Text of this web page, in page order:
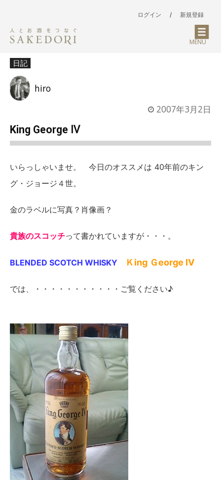
ログイン / 新規登録
MENU
日記
hiro
2007年3月2日
King George Ⅳ
いらっしゃいませ。 今日のオススメは 40年前のキン
グ・ジョージ４世。
金のラベルに写真？肖像画？
貴族のスコッチって書かれていますが・・・。
BLENDED SCOTCH WHISKY Ｋing Ｇeorge Ⅳ
では、・・・・・・・・・・・ご覧ください♪